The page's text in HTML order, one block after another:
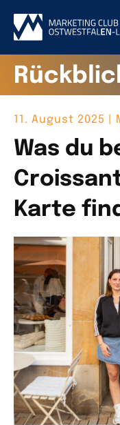
11. August 2025 |
Was du
Karte